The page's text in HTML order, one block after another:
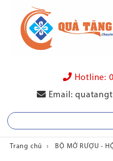
Hotline:
Email:
Trang chủ › BỘ MỞ RƯỢU -